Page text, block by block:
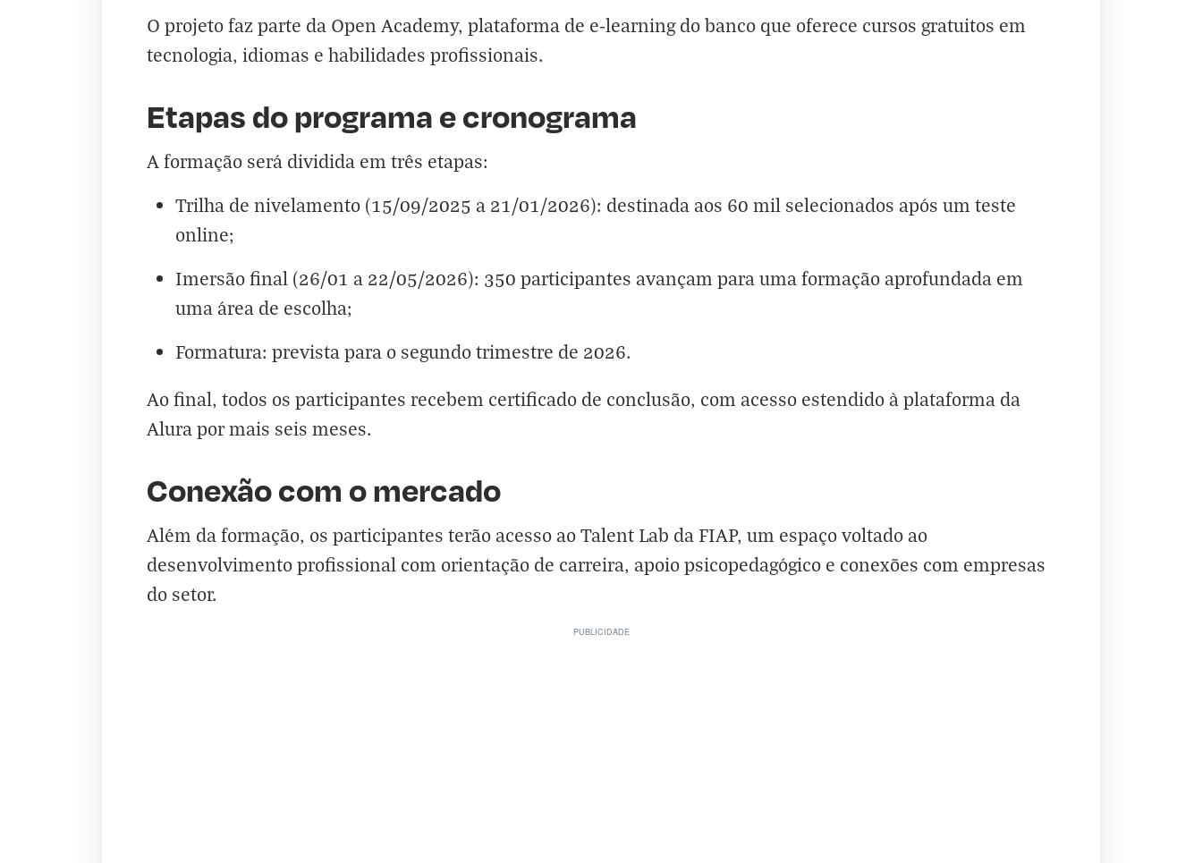
O projeto faz parte da Open Academy, plataforma de e-learning do banco que oferece cursos gratuitos em
tecnologia, idiomas e habilidades profissionais.
Etapas do programa e cronograma
A formação será dividida em três etapas:
Trilha de nivelamento (15/09/2025 a 21/01/2026): destinada aos 60 mil selecionados após um teste
online;
Imersão final (26/01 a 22/05/2026): 350 participantes avançam para uma formação aprofundada em
uma área de escolha;
Formatura: prevista para o segundo trimestre de 2026.
Ao final, todos os participantes recebem certificado de conclusão, com acesso estendido à plataforma da
Alura por mais seis meses.
Conexão com o mercado
Além da formação, os participantes terão acesso ao Talent Lab da FIAP, um espaço voltado ao
desenvolvimento profissional com orientação de carreira, apoio psicopedagógico e conexões com empresas
do setor.